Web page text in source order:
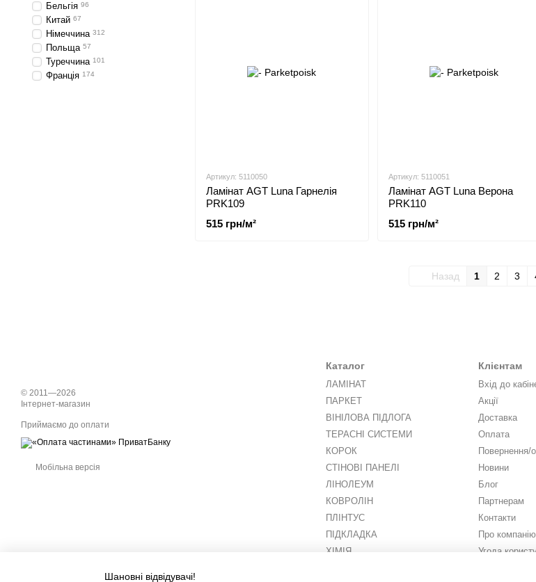
Артикул: 5110050
Ламінат AGT Luna Гарнелія
PRK109
515 грн/м²
Артикул: 5110051
Ламінат AGT Luna Верона
PRK110
515 грн/м²
Назад 1 2 3
Бельгія 96
Китай 67
Німеччина 312
Польща 57
Туреччина 101
Франція 174
© 2011—2026
Інтернет-магазин
Приймаємо до оплати
Мобільна версія
Каталог
ЛАМІНАТ
ПАРКЕТ
ВІНІЛОВА ПІДЛОГА
ТЕРАСНІ СИСТЕМИ
КОРОК
СТІНОВІ ПАНЕЛІ
ЛІНОЛЕУМ
КОВРОЛІН
ПЛІНТУС
ПІДКЛАДКА
ХІМІЯ
Клієнтам
Вхід до
Акції
Доставка
Оплата
Повернення/
Новини
Блог
Партнерам
Контакти
Про компанію
Угода
Шановні відвідувачі!